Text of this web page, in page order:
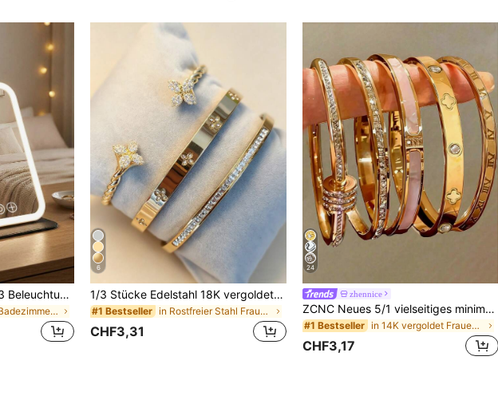
LED Make-up Spiegel, 3 Beleuchtungsmodi, einstellbare Helligkeit, tragbares faltbares Design, geeignet für Zuhause, Reisen oder Studentenwohnheim, perfektes Geschenk für Frauen zu Feiertagen, Geburtstagen oder Muttertag
in Beliebte Badezimmeraccessoires Make-up-Tools fü
6
1/3 Stücke Edelstahl 18K vergoldetes Kleeblatt Kristall Armband Set, verdrehtes 14K vergoldetes Kupfer Zirkonia Kleeblatt offenes Manschetten Armband, modisches Damen Armband Set für den täglichen Gebrauch, Urlaubsgeschenk, ästhetisch
#1 Bestseller in Rostfreier Stahl Frauen-Schmuck-Sets
CHF3,31
24
zhennice
ZCNC Neues 5/1 vielseitiges minimalistisches modisches elegantes luxuriöses Sternen-Glitzer-Armband für Frauen, hochwertiges Titanstahl-Armband, Geschenk für sie
#1 Bestseller in 14K vergoldet Frauen Armbänder
CHF3,17